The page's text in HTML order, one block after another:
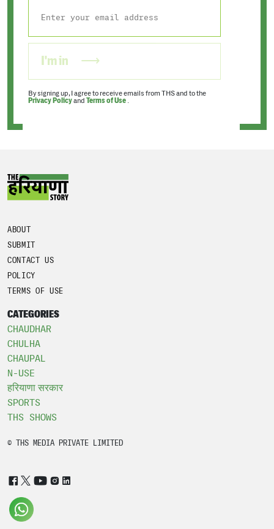
I'm in
By signing up, I agree to receive emails from THS and to the
Privacy Policyand Terms of Use .
ABOUT
SUBMIT
CONTACT US
POLICY
TERMS OF USE
CATEGORIES
CHAUDHAR
CHULHA
CHAUPAL
N-USE
हरियाणा सरकार
SPORTS
THS SHOWS
© THS MEDIA PRIVATE LIMITED